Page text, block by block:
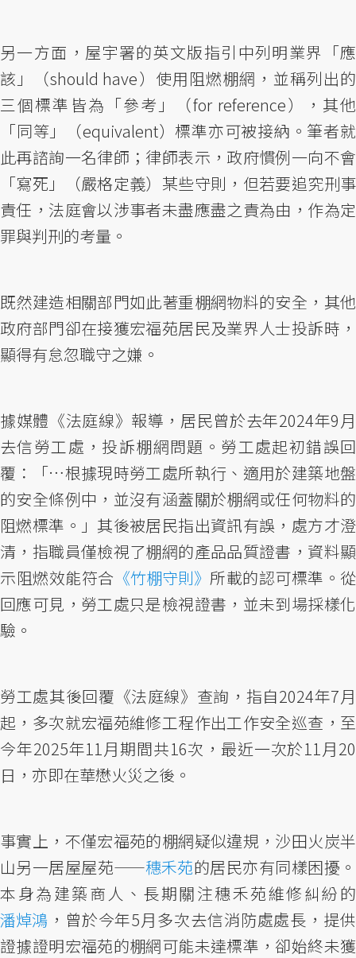
另一方面，屋宇署的英文版指引中列明業界「應
該」（should have）使用阻燃棚網，並稱列出的
三個標準皆為「參考」（for reference），其他
「同等」（equivalent）標準亦可被接納。筆者就
此再諮詢一名律師；律師表示，政府慣例一向不會
「寫死」（嚴格定義）某些守則，但若要追究刑事
責任，法庭會以涉事者未盡應盡之責為由，作為定
罪與判刑的考量。
既然建造相關部門如此著重棚網物料的安全，其他
政府部門卻在接獲宏福苑居民及業界人士投訴時，
顯得有怠忽職守之嫌。
據媒體《法庭線》報導，居民曾於去年2024年9月
去信勞工處，投訴棚網問題。勞工處起初錯誤回
覆：「…根據現時勞工處所執行、適用於建築地盤
的安全條例中，並沒有涵蓋關於棚網或任何物料的
阻燃標準。」其後被居民指出資訊有誤，處方才澄
清，指職員僅檢視了棚網的產品品質證書，資料顯
示阻燃效能符合 《竹棚守則》 所載的認可標準。從
回應可見，勞工處只是檢視證書，並未到場採樣化
驗。
勞工處其後回覆《法庭線》查詢，指自2024年7月
起，多次就宏福苑維修工程作出工作安全巡查，至
今年2025年11月期間共16次，最近一次於11月20
日，亦即在華懋火災之後。
事實上，不僅宏福苑的棚網疑似違規，沙田火炭半
山另一居屋屋苑——穗禾苑的居民亦有同樣困擾。
本身為建築商人、長期關注穗禾苑維修糾紛的
潘焯鴻 ，曾於今年5月多次去信消防處處長，提供
證據證明宏福苑的棚網可能未達標準，卻始終未獲